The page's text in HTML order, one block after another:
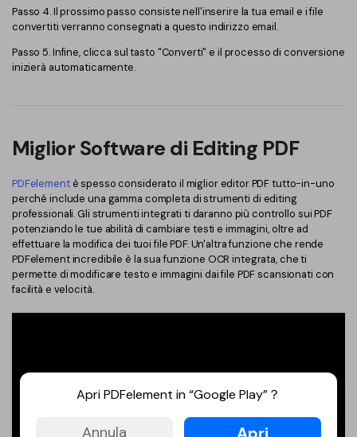
Leggi PDF con AI
AI Image Generator
PDFelement per iOS
PDFelement per Android
Contatta il supporto
Specifiche tecniche
Aggiornamenti
Centro di download
Aggiorna a PDFelement 12
Passo 4. Il prossimo passo consiste nell'inserire la tua email e i file
convertiti verranno consegnati a questo indirizzo email.
Passo 5. Infine, clicca sul tasto "Converti" e il processo di conversione
inizierà automaticamente.
Miglior Software di Editing PDF
PDFelementè spesso considerato il miglior editor PDF tutto-in-uno
perché include una gamma completa di strumenti di editing
professionali. Gli strumenti integrati ti daranno più controllo sui PDF
potenziando le tue abilità di cambiare testi e immagini, oltre ad
effettuare la modifica dei tuoi file PDF. Un'altra funzione che rende
PDFelement incredibile è la sua funzione OCR integrata, che ti
permette di modificare testo e immagini dai file PDF scansionati con
facilità e velocità.
Apri PDFelement in “Google Play”？
Annula Apri